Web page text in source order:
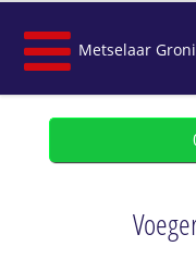
Metselaar